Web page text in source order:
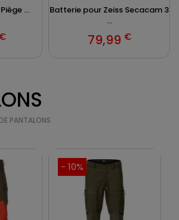
...
€
Batterie pour Zeiss Secacam 3
...
79,99 €
PANTALONS
- 10%